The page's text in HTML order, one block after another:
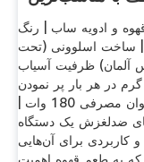
...
و ادویه ساب | رنگ
| ساخت اسلوونی (تحت
آلمان)‌ ظرفیت آسیاب
قهوه 75 گرم در هر بار پر نمودن
مخزن | توان مصرفی 180 وات |
ضد‌لغزش یک دستگاه
کاربردی برای آن‌هایی